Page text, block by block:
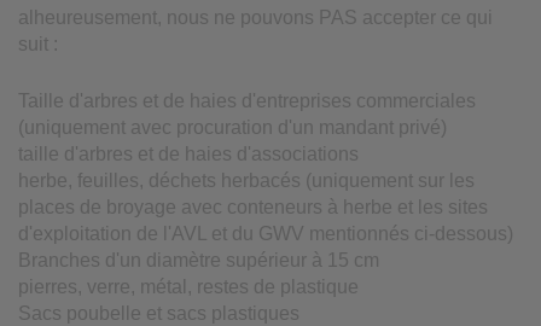
alheureusement, nous ne pouvons PAS accepter ce qui
suit :
Taille d'arbres et de haies d'entreprises commerciales
(uniquement avec procuration d'un mandant privé)
taille d'arbres et de haies d'associations
herbe, feuilles, déchets herbacés (uniquement sur les
places de broyage avec conteneurs à herbe et les sites
d'exploitation de l'AVL et du GWV mentionnés ci-dessous)
Branches d'un diamètre supérieur à 15 cm
pierres, verre, métal, restes de plastique
Sacs poubelle et sacs plastiques